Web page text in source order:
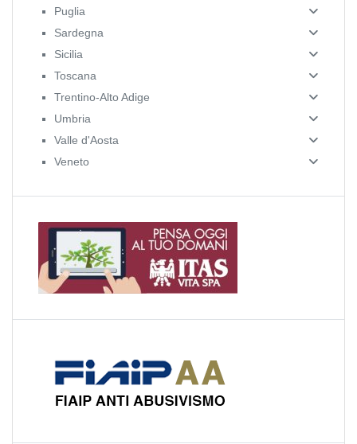
Puglia
Sardegna
Sicilia
Toscana
Trentino-Alto Adige
Umbria
Valle d'Aosta
Veneto